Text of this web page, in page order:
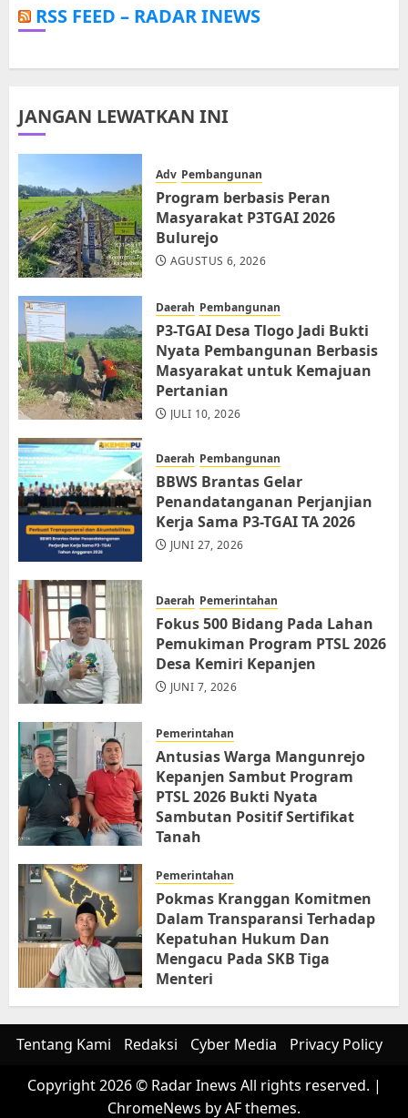
RSS FEED – RADAR INEWS
JANGAN LEWATKAN INI
Adv Pembangunan
Program berbasis Peran
Masyarakat P3TGAI 2026
Bulurejo
AGUSTUS 6, 2026
Daerah Pembangunan
P3-TGAI Desa Tlogo Jadi Bukti
Nyata Pembangunan Berbasis
Masyarakat untuk Kemajuan
Pertanian
JULI 10, 2026
Daerah Pembangunan
BBWS Brantas Gelar
Penandatanganan Perjanjian
Kerja Sama P3-TGAI TA 2026
JUNI 27, 2026
Daerah Pemerintahan
Fokus 500 Bidang Pada Lahan
Pemukiman Program PTSL 2026
Desa Kemiri Kepanjen
JUNI 7, 2026
Pemerintahan
Antusias Warga Mangunrejo
Kepanjen Sambut Program
PTSL 2026 Bukti Nyata
Sambutan Positif Sertifikat
Tanah
Pemerintahan
Pokmas Kranggan Komitmen
Dalam Transparansi Terhadap
Kepatuhan Hukum Dan
Mengacu Pada SKB Tiga
Menteri
Tentang Kami Redaksi Cyber Media Privacy Policy
Copyright 2026 © Radar Inews All rights reserved. |
ChromeNews by AF themes.